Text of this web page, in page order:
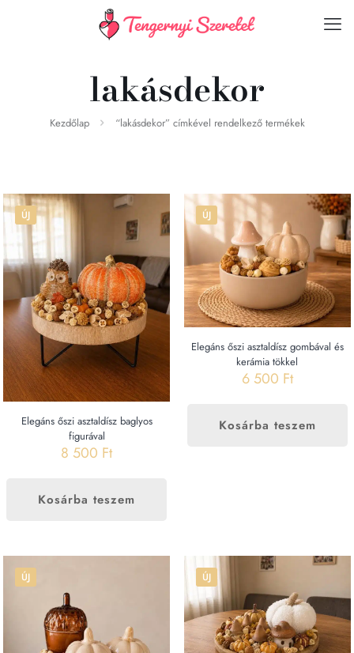
lakásdekor
Kezdőlap “lakásdekor” címkével rendelkező termékek
ÚJ
Elegáns őszi asztaldísz baglyos
figurával
8 500 Ft
Kosárba teszem
ÚJ
Elegáns őszi asztaldísz gombával és
kerámia tökkel
6 500 Ft
Kosárba teszem
ÚJ ÚJ